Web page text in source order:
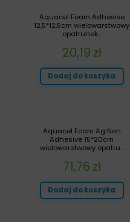
Aquacel Foam Adhesive
12,5*12,5cm wielowarstwowy
opatrunek...
20,19 zł
Dodaj do koszyka
Aquacel Foam Ag Non
Adhesive 15*20cm
wielowarstwowy opatru...
71,76 zł
Dodaj do koszyka